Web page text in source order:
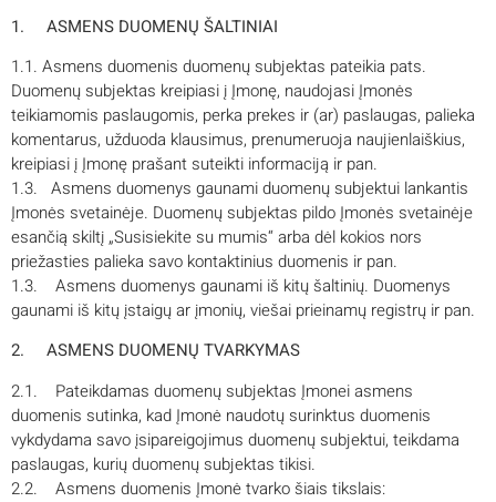
1. ASMENS DUOMENŲ ŠALTINIAI
1.1. Asmens duomenis duomenų subjektas pateikia pats.
Duomenų subjektas kreipiasi į Įmonę, naudojasi Įmonės
teikiamomis paslaugomis, perka prekes ir (ar) paslaugas, palieka
komentarus, užduoda klausimus, prenumeruoja naujienlaiškius,
kreipiasi į Įmonę prašant suteikti informaciją ir pan.
1.3. Asmens duomenys gaunami duomenų subjektui lankantis
Įmonės svetainėje. Duomenų subjektas pildo Įmonės svetainėje
esančią skiltį „Susisiekite su mumis“ arba dėl kokios nors
priežasties palieka savo kontaktinius duomenis ir pan.
1.3. Asmens duomenys gaunami iš kitų šaltinių. Duomenys
gaunami iš kitų įstaigų ar įmonių, viešai prieinamų registrų ir pan.
2.
ASMENS DUOMENŲ TVARKYMAS
2.1. Pateikdamas duomenų subjektas Įmonei asmens
duomenis sutinka, kad Įmonė naudotų surinktus duomenis
vykdydama savo įsipareigojimus duomenų subjektui, teikdama
paslaugas, kurių duomenų subjektas tikisi.
2.2. Asmens duomenis Įmonė tvarko šiais tikslais: